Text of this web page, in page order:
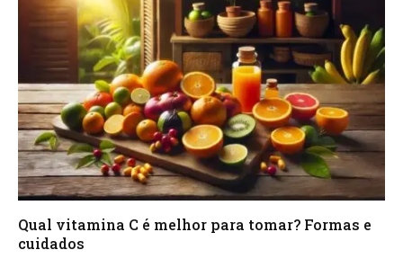
Qual vitamina C é melhor para tomar? Formas e
cuidados